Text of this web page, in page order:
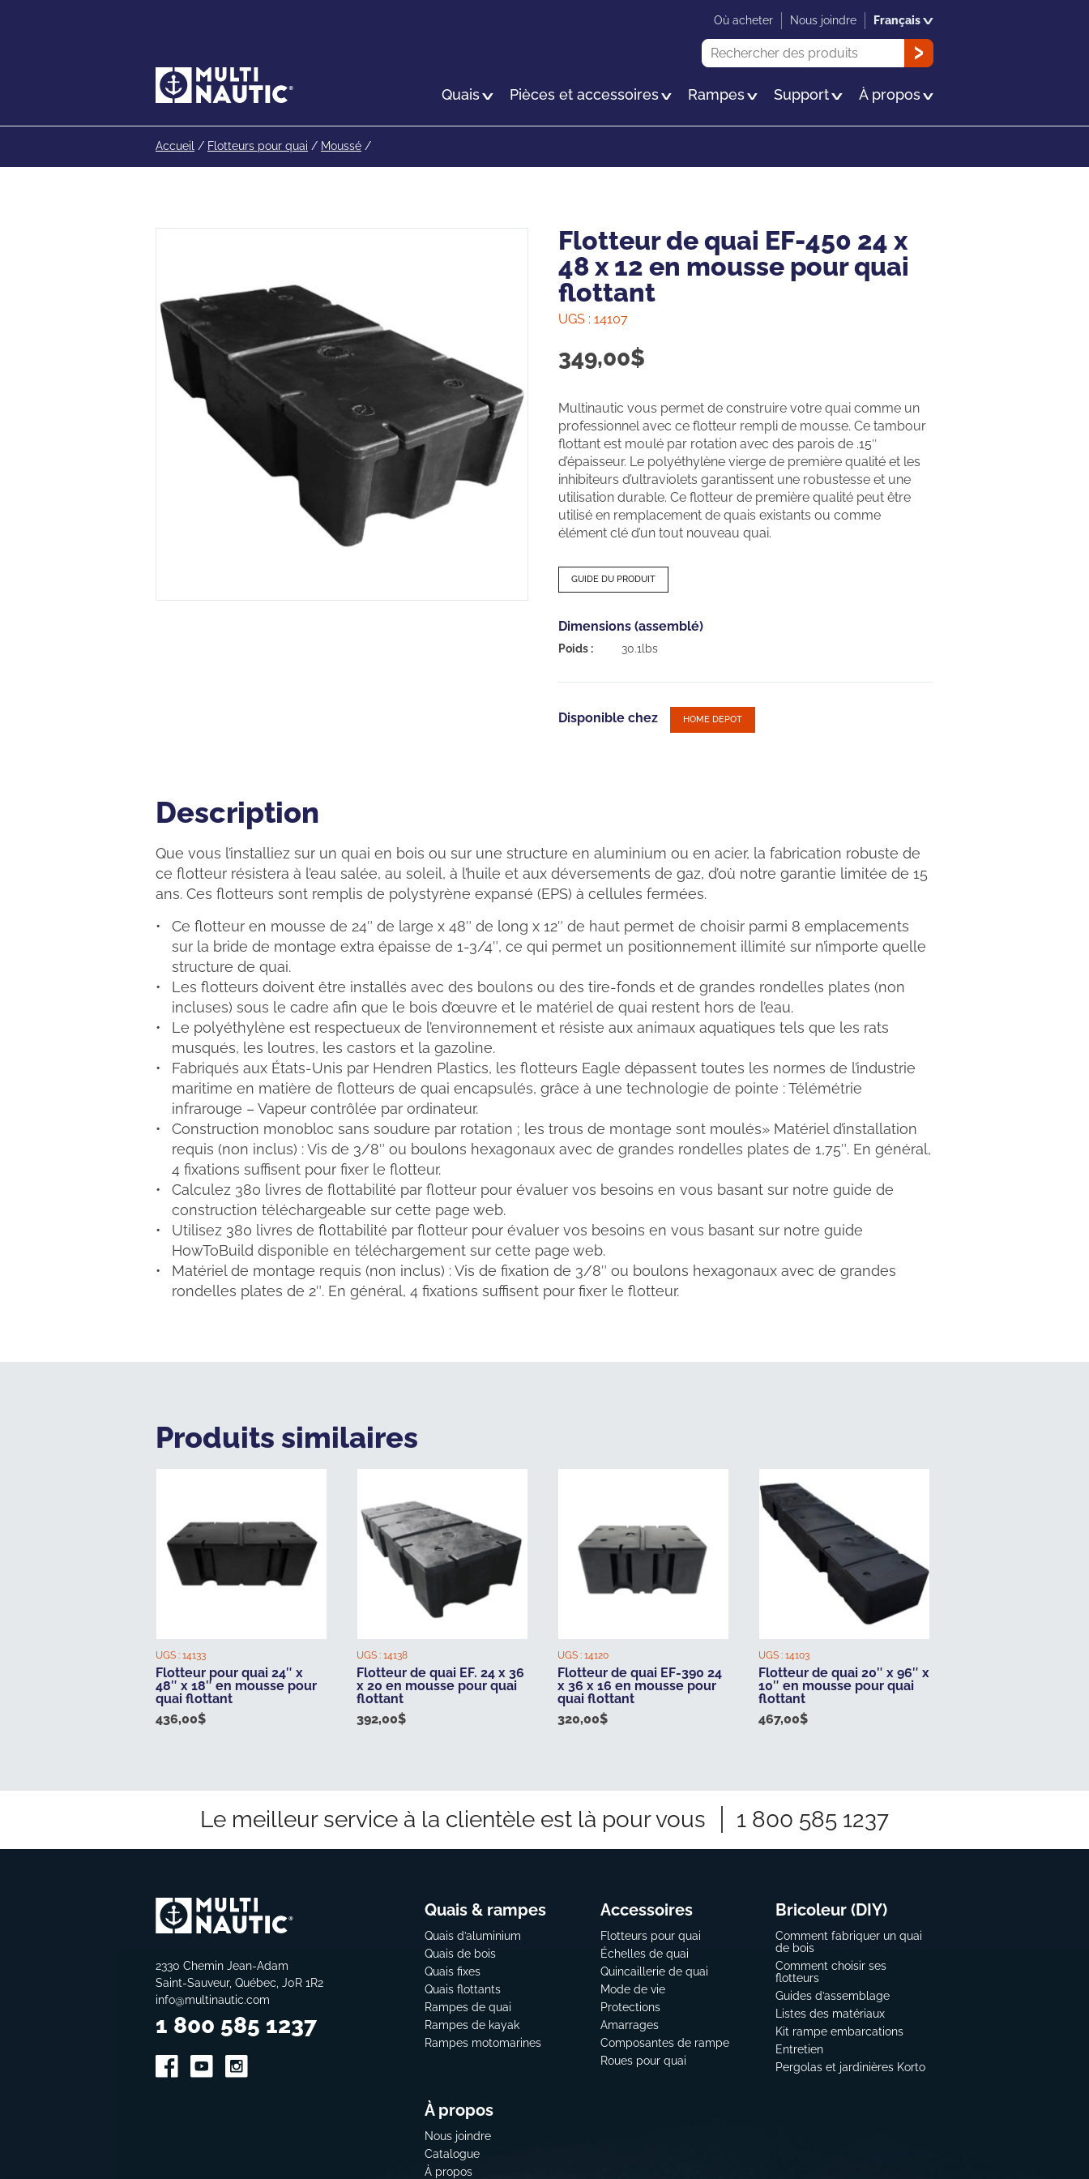
Quais Pièces et accessoires Rampes Support À propos
Recherche
OK
Où acheter Nous joindre Français
Accueil / Flotteurs pour quai / Moussé /
Flotteur de quai EF-450 24 x
48 x 12 en mousse pour quai
flottant
UGS : 14107
349,00$
Multinautic vous permet de construire votre quai comme un
professionnel avec ce flotteur rempli de mousse. Ce tambour
flottant est moulé par rotation avec des parois de .15″
d’épaisseur. Le polyéthylène vierge de première qualité et les
inhibiteurs d’ultraviolets garantissent une robustesse et une
utilisation durable. Ce flotteur de première qualité peut être
utilisé en remplacement de quais existants ou comme
élément clé d’un tout nouveau quai.
GUIDE DU PRODUIT
Dimensions (assemblé)
Poids : 30.1lbs
Disponible chez HOME DEPOT
Description
Description
Que vous l’installiez sur un quai en bois ou sur une structure en aluminium ou en acier, la fabrication robuste de
ce flotteur résistera à l’eau salée, au soleil, à l’huile et aux déversements de gaz, d’où notre garantie limitée de 15
ans. Ces flotteurs sont remplis de polystyrène expansé (EPS) à cellules fermées.
Ce flotteur en mousse de 24″ de large x 48″ de long x 12″ de haut permet de choisir parmi 8 emplacements
sur la bride de montage extra épaisse de 1-3/4″, ce qui permet un positionnement illimité sur n’importe quelle
structure de quai.
Les flotteurs doivent être installés avec des boulons ou des tire-fonds et de grandes rondelles plates (non
incluses) sous le cadre afin que le bois d’œuvre et le matériel de quai restent hors de l’eau.
Le polyéthylène est respectueux de l’environnement et résiste aux animaux aquatiques tels que les rats
musqués, les loutres, les castors et la gazoline.
Fabriqués aux États-Unis par Hendren Plastics, les flotteurs Eagle dépassent toutes les normes de l’industrie
maritime en matière de flotteurs de quai encapsulés, grâce à une technologie de pointe : Télémétrie
infrarouge – Vapeur contrôlée par ordinateur.
Construction monobloc sans soudure par rotation ; les trous de montage sont moulés» Matériel d’installation
requis (non inclus) : Vis de 3/8″ ou boulons hexagonaux avec de grandes rondelles plates de 1,75″. En général,
4 fixations suffisent pour fixer le flotteur.
Calculez 380 livres de flottabilité par flotteur pour évaluer vos besoins en vous basant sur notre guide de
construction téléchargeable sur cette page web.
Utilisez 380 livres de flottabilité par flotteur pour évaluer vos besoins en vous basant sur notre guide
HowToBuild disponible en téléchargement sur cette page web.
Matériel de montage requis (non inclus) : Vis de fixation de 3/8″ ou boulons hexagonaux avec de grandes
rondelles plates de 2″. En général, 4 fixations suffisent pour fixer le flotteur.
Produits similaires
UGS : 14133
Flotteur pour quai 24″ x
48″ x 18″ en mousse pour
quai flottant
436,00$
UGS : 14138
Flotteur de quai EF. 24 x 36
x 20 en mousse pour quai
flottant
392,00$
UGS : 14120
Flotteur de quai EF-390 24
x 36 x 16 en mousse pour
quai flottant
320,00$
UGS : 14103
Flotteur de quai 20″ x 96″ x
10″ en mousse pour quai
flottant
467,00$
Le meilleur service à la clientèle est là pour vous 1 800 585 1237
2330 Chemin Jean-Adam
Saint-Sauveur, Québec, J0R 1R2
info@multinautic.com
1 800 585 1237
Quais & rampes
Quais d’aluminium
Quais de bois
Quais fixes
Quais flottants
Rampes de quai
Rampes de kayak
Rampes motomarines
Accessoires
Flotteurs pour quai
Échelles de quai
Quincaillerie de quai
Mode de vie
Protections
Amarrages
Composantes de rampe
Roues pour quai
Bricoleur (DIY)
Comment fabriquer un quai
de bois
Comment choisir ses
flotteurs
Guides d’assemblage
Listes des matériaux
Kit rampe embarcations
Entretien
Pergolas et jardinières Korto
À propos
Nous joindre
Catalogue
À propos